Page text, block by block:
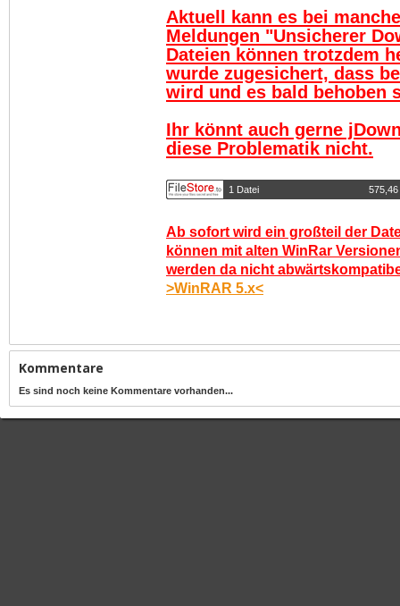
Aktuell kann es bei
Meldungen "Unsicherer
Dateien können trotzdem
wurde zugesichert, dass
wird und es bald behoben
Ihr könnt auch gerne
diese Problematik nicht.
1 Datei 575,46
Ab sofort wird ein großteil der
können mit alten WinRar
werden da nicht
>WinRAR 5.x<
Kommentare
Es sind noch keine Kommentare vorhanden...